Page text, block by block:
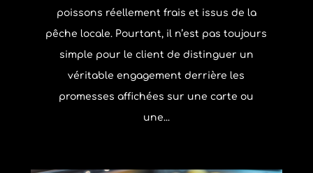
poissons réellement frais et issus de la
pêche locale. Pourtant, il n’est pas toujours
simple pour le client de distinguer un
véritable engagement derrière les
promesses affichées sur une carte ou
une...